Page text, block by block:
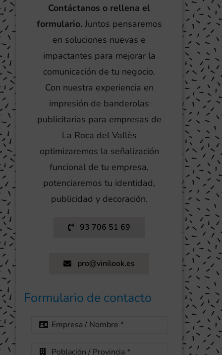
Contáctanos o rellena el
formulario.Juntos pensaremos
en soluciones nuevas e
impactantes para mejorar la
comunicación de tu negocio.
Con nuestra experiencia en
impresión de banderolas
publicitarias para empresas de
La Roca del Vallès
optimizaremos la señalización
funcional de tu empresa,
potenciaremos tu identidad,
publicidad y decoración.
93 706 51 69
pro@vinilook.es
Formulario de contacto